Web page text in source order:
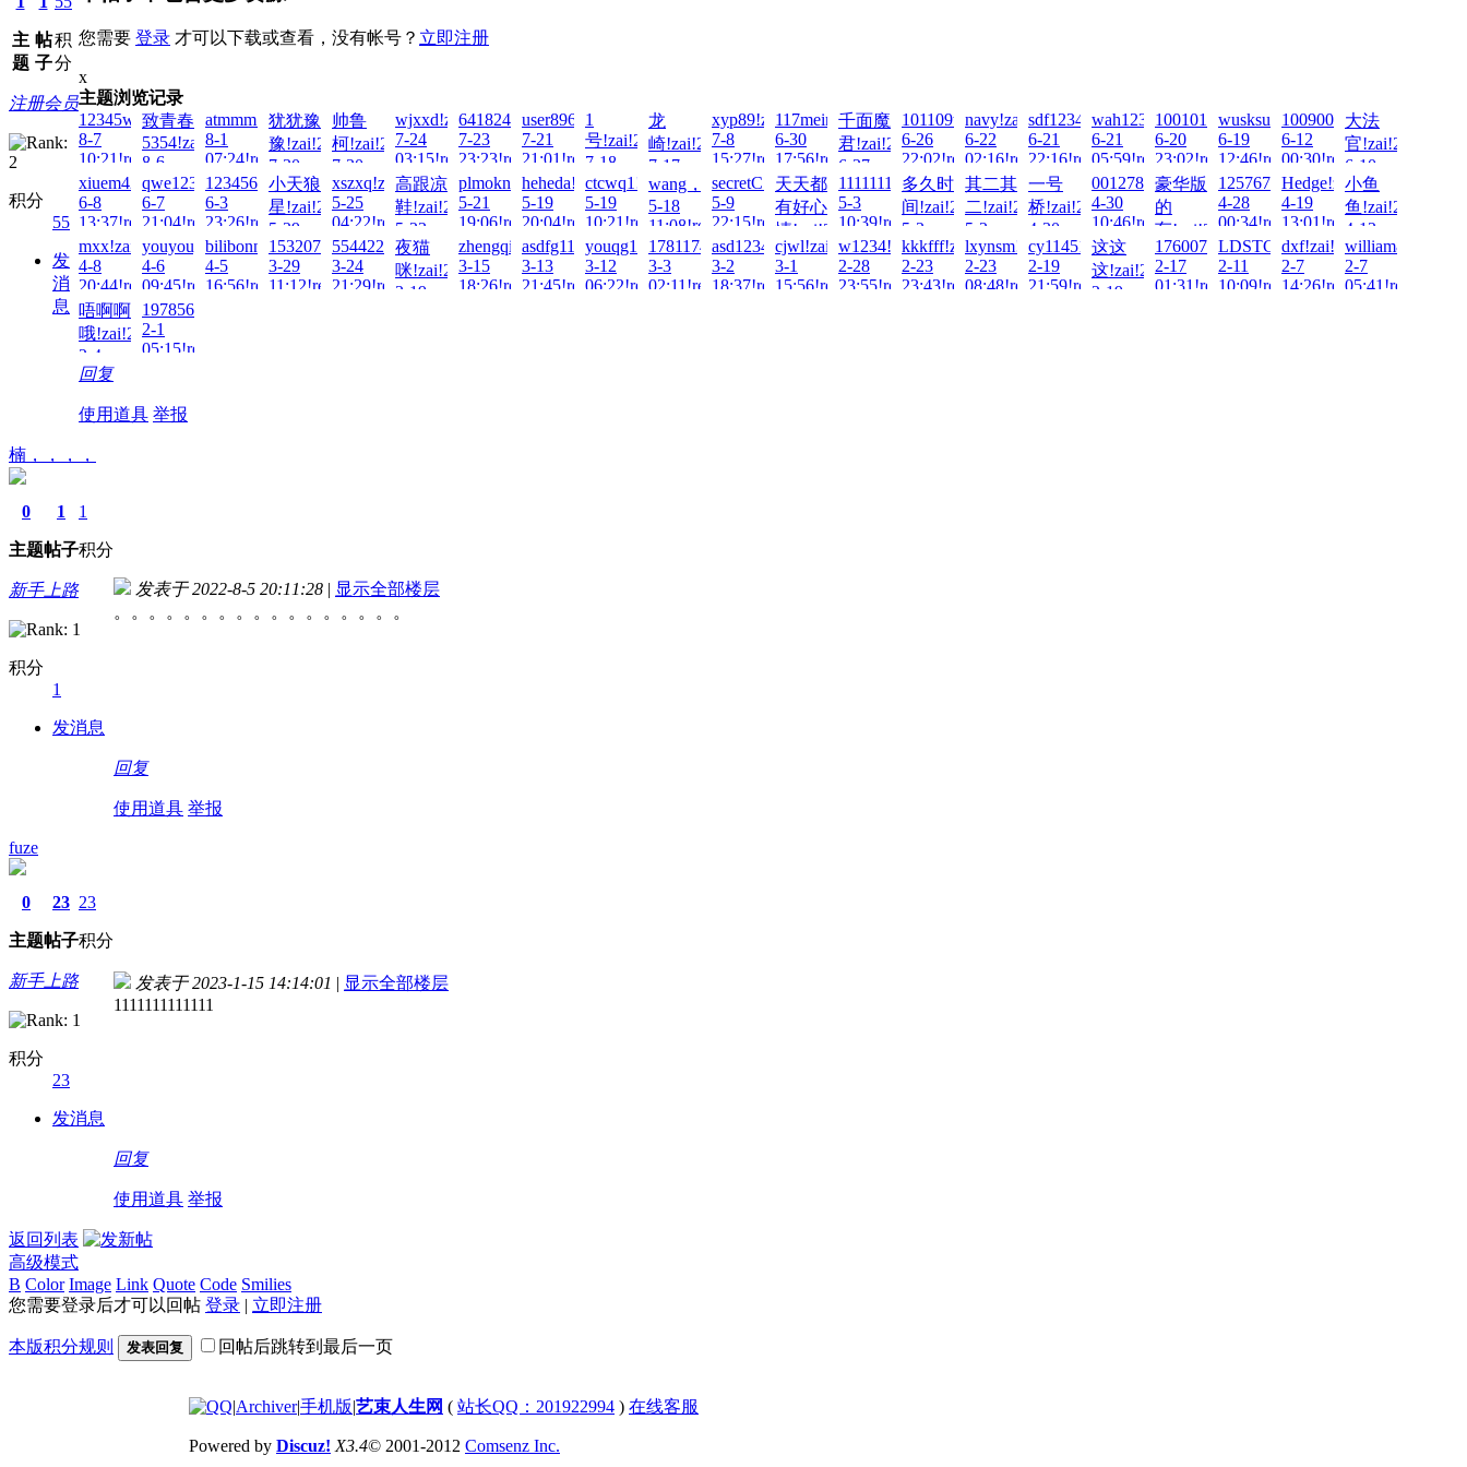
主
题
帖
子
积
分
注册会员
积分
55
发
消
息
您需要 登录 才可以下载或查看，没有帐号？ 立即注册
x
主题浏览记录
12345wto!zai!2026-
8-7
10:21!read!
致青春
5354!zai!2026-
8-6
01:29!read!
atmmm!zai!2026-
8-1
07:24!read!
犹犹豫
豫!zai!2026-
7-30
22:19!read!
帅鲁
柯!zai!2026-
7-30
00:31!read!
wjxxd!zai!2026-
7-24
03:15!read!
641824693!zai!2026-
7-23
23:23!read!
user8963!zai!2026-
7-21
21:01!read!
1
号!zai!2026-
7-18
03:49!read!
龙
崎!zai!2026-
7-17
20:36!read!
xyp89!zai!2026-
7-8
15:27!read!
117meimu!zai!2026-
6-30
17:56!read!
千面魔
君!zai!2026-
6-27
17:33!read!
101109tt!zai!2026-
6-26
22:02!read!
navy!zai!2026-
6-22
02:16!read!
sdf123456.!zai!2026-
6-21
22:16!read!
wah1234988!zai!2026-
6-21
05:59!read!
1001011..!zai!2026-
6-20
23:02!read!
wusksu!zai!2026-
6-19
12:46!read!
100900!zai!2026-
6-12
00:30!read!
大法
官!zai!2026-
6-10
20:49!read!
xiuem429!zai!2026-
6-8
13:37!read!
qwe123123!zai!2026-
6-7
21:04!read!
123456Q!zai!2026-
6-3
23:26!read!
小天狼
星!zai!2026-
5-29
23:54!read!
xszxq!zai!2026-
5-25
04:22!read!
高跟凉
鞋!zai!2026-
5-23
18:34!read!
plmokn!zai!2026-
5-21
19:06!read!
heheda!zai!2026-
5-19
20:04!read!
ctcwq1!zai!2026-
5-19
10:21!read!
wang，!zai!2026-
5-18
11:08!read!
secretC!zai!2026-
5-9
22:15!read!
天天都
有好心
情!zai!2026-
5-5
21:53!read!
1111111111!zai!2026-
5-3
10:39!read!
多久时
间!zai!2026-
5-2
11:49!read!
其二其
二!zai!2026-
5-2
10:12!read!
一号
桥!zai!2026-
4-30
16:13!read!
001278!zai!2026-
4-30
10:46!read!
豪华版
的
车!zai!2026-
4-29
01:17!read!
1257675998!zai!2026-
4-28
00:34!read!
Hedge!zai!2026-
4-19
13:01!read!
小鱼
鱼!zai!2026-
4-12
08:37!read!
mxx!zai!2026-
4-8
20:44!read!
youyouyou!zai!2026-
4-6
09:45!read!
bilibonn!zai!2026-
4-5
16:56!read!
15320775059!zai!2026-
3-29
11:12!read!
554422!zai!2026-
3-24
21:29!read!
夜猫
咪!zai!2026-
3-19
zhengqincheng!zai!2026-
3-15
18:26!read!
asdfg111!zai!2026-
3-13
21:45!read!
youqg1989!zai!2026-
3-12
06:22!read!
1781174741!zai!2026-
3-3
02:11!read!
asd123456!zai!2026-
3-2
18:37!read!
cjwl!zai!2026-
3-1
15:56!read!
w1234!zai!2026-
2-28
23:55!read!
kkkfff!zai!2026-
2-23
23:43!read!
lxynsm!zai!2026-
2-23
08:48!read!
cy114514!zai!2026-
2-19
21:59!read!
这这
这!zai!2026-
2-19
17600737829!zai!2026-
2-17
01:31!read!
LDSTG!zai!2026-
2-11
10:09!read!
dxf!zai!2026-
2-7
14:26!read!
2-7
05:41!read!
唔啊啊
哦!zai!2026-
2-4
23:46!read!
19785686!zai!2026-
2-1
05:15!read!
回复
使用道具 举报
楠，，，，
0
主题
1
帖子
1
积分
新手上路
积分
1
发消息
发表于 2022-8-5 20:11:28 | 显示全部楼层
。。。。。。。。。。。。。。。。。
回复
使用道具 举报
fuze
0
主题
23
帖子
23
积分
新手上路
积分
23
发消息
发表于 2023-1-15 14:14:01 | 显示全部楼层
1111111111111
回复
使用道具 举报
返回列表
高级模式
B Color Image Link Quote Code Smilies
您需要登录后才可以回帖 登录 | 立即注册
本版积分规则 发表回复 回帖后跳转到最后一页
|Archiver|手机版|艺束人生网 ( 站长QQ：201922994 ) 在线客服
Powered by Discuz! X3.4© 2001-2012 Comsenz Inc.